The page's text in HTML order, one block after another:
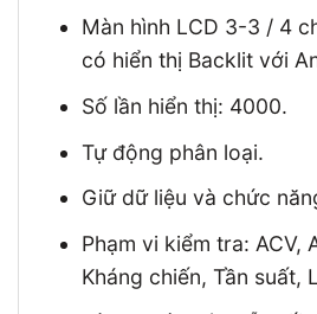
Màn hình LCD 3-3 / 4
có hiển thị Backlit với
Số lần hiển thị: 4000.
Tự động phân loại.
Giữ dữ liệu và chức
Phạm vi kiểm tra: ACV,
Kháng chiến, Tần suất,